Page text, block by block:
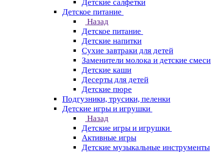
Детские салфетки
Детское питание
Назад
Детское питание
Детские напитки
Сухие завтраки для детей
Заменители молока и детские смеси
Детские каши
Десерты для детей
Детские пюре
Подгузники, трусики, пеленки
Детские игры и игрушки
Назад
Детские игры и игрушки
Активные игры
Детские музыкальные инструменты